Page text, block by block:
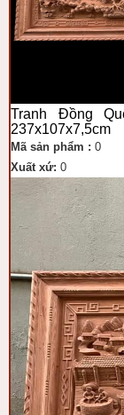
Tranh Đồng
237x107x7,5cm
Mã sản phẩm : 0
Xuất xứ: 0